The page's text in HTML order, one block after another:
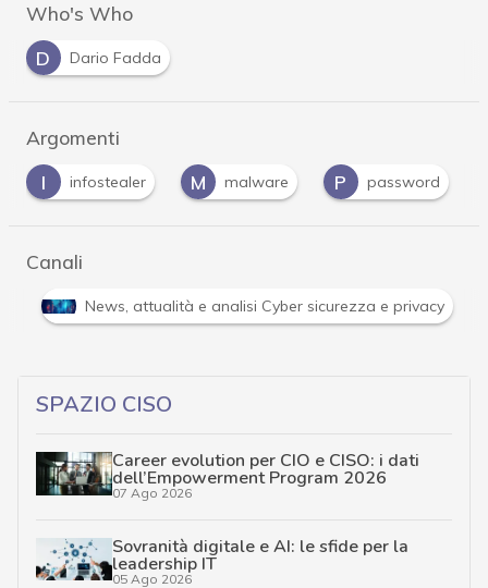
Who's Who
D
Dario Fadda
Argomenti
M malware P password P phishing
Canali
Attacchi hacker e Malware: le ultime news in tempo
SPAZIO CISO
Career evolution per CIO e CISO: i dati
dell’Empowerment Program 2026
07 Ago 2026
Sovranità digitale e AI: le sfide per la
leadership IT
05 Ago 2026